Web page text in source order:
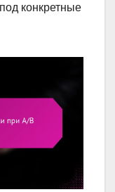
конкретные